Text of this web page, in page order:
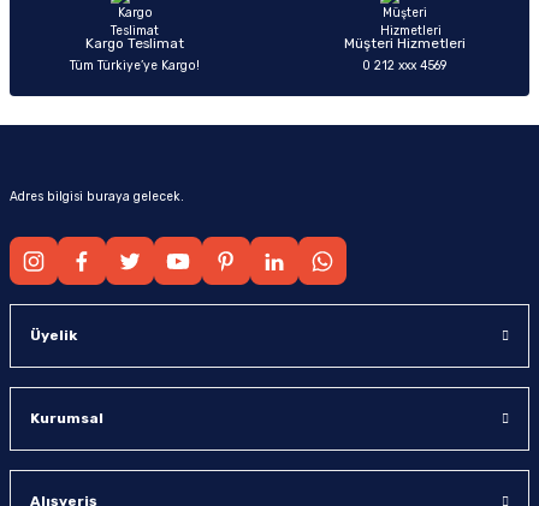
Kargo Teslimat
Tüm Türkiye’ye Kargo!
Müşteri Hizmetleri
0 212 xxx 4569
Adres bilgisi buraya gelecek.
Üyelik
Kurumsal
Alışveriş